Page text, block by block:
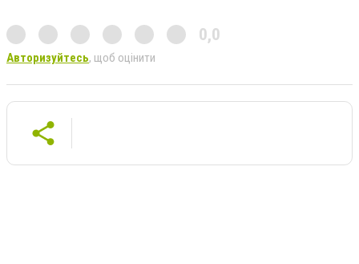
0,0
Авторизуйтесь, щоб оцінити